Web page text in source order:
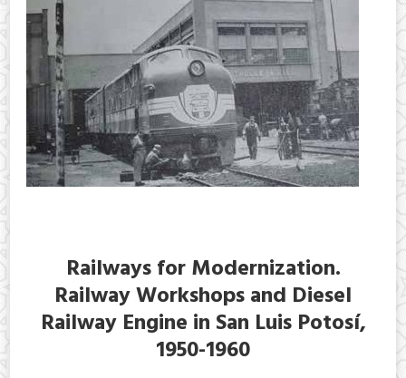
Railways for Modernization.
Railway Workshops and Diesel
Railway Engine in San Luis Potosí,
1950-1960